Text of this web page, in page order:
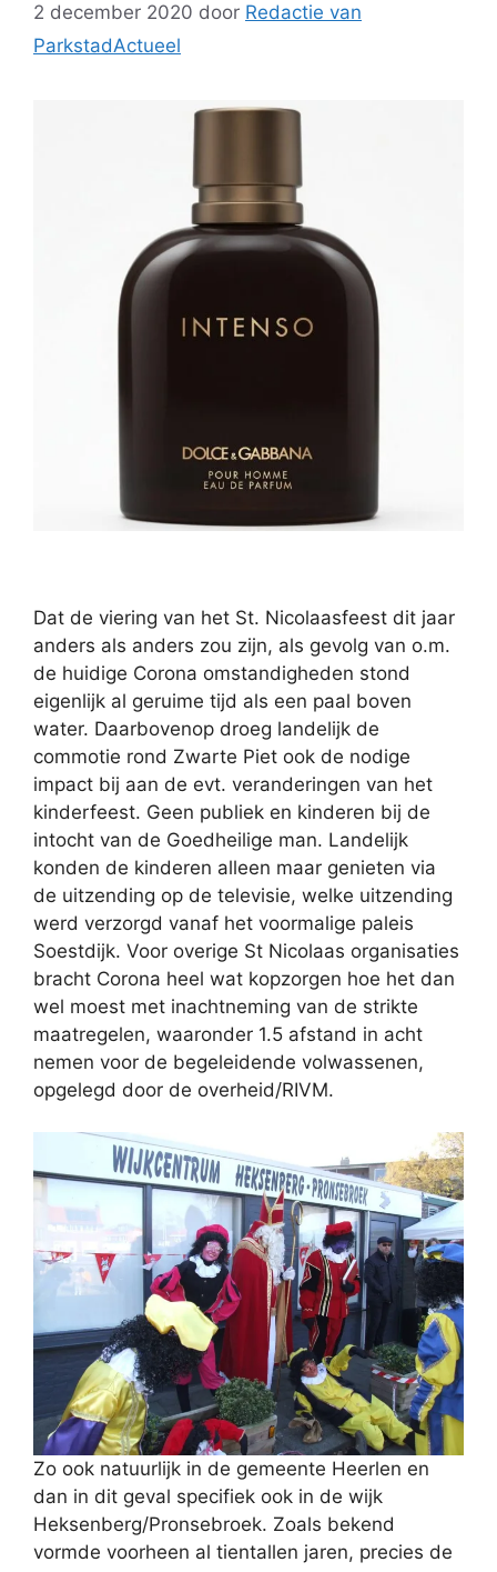
2 december 2020 door Redactie van
ParkstadActueel
Dat de viering van het St. Nicolaasfeest dit jaar
anders als anders zou zijn, als gevolg van o.m.
de huidige Corona omstandigheden stond
eigenlijk al geruime tijd als een paal boven
water. Daarbovenop droeg landelijk de
commotie rond Zwarte Piet ook de nodige
impact bij aan de evt. veranderingen van het
kinderfeest. Geen publiek en kinderen bij de
intocht van de Goedheilige man. Landelijk
konden de kinderen alleen maar genieten via
de uitzending op de televisie, welke uitzending
werd verzorgd vanaf het voormalige paleis
Soestdijk. Voor overige St Nicolaas organisaties
bracht Corona heel wat kopzorgen hoe het dan
wel moest met inachtneming van de strikte
maatregelen, waaronder 1.5 afstand in acht
nemen voor de begeleidende volwassenen,
opgelegd door de overheid/RIVM.
Zo ook natuurlijk in de gemeente Heerlen en
dan in dit geval specifiek ook in de wijk
Heksenberg/Pronsebroek. Zoals bekend
vormde voorheen al tientallen jaren, precies de